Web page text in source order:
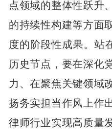
点领域的整体性跃升
的持续性构建等方面
度的阶段性成果。站
历史节点，要在深化
力、在聚焦关键领域
扬务实担当作风上作
律师行业实现高质量